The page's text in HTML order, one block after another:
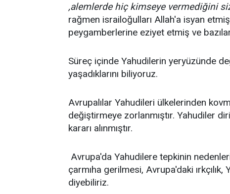
,alemlerde hiç kimseye vermediğini
rağmen israiloğulları Allah'a isyan
peygamberlerine eziyet etmiş ve
Süreç içinde Yahudilerin yeryüzünde
yaşadıklarını biliyoruz.
Avrupalılar Yahudileri ülkelerinden
değiştirmeye zorlanmıştır. Yahudiler
kararı alınmıştır.
Avrupa'da Yahudilere tepkinin
çarmıha gerilmesi, Avrupa'daki
diyebiliriz.